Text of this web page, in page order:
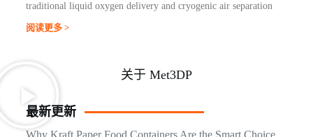
traditional liquid oxygen delivery and cryogenic air separation
阅读更多 >
关于 Met3DP
最新更新